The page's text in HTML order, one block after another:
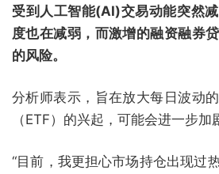
受到人工智能(AI)交易动能突然
度也在减弱，而激增的融资融券
的风险。
分析师表示，旨在放大每日波动
（ETF）的兴起，可能会进一步加
“目前，我更担心市场持仓出现过